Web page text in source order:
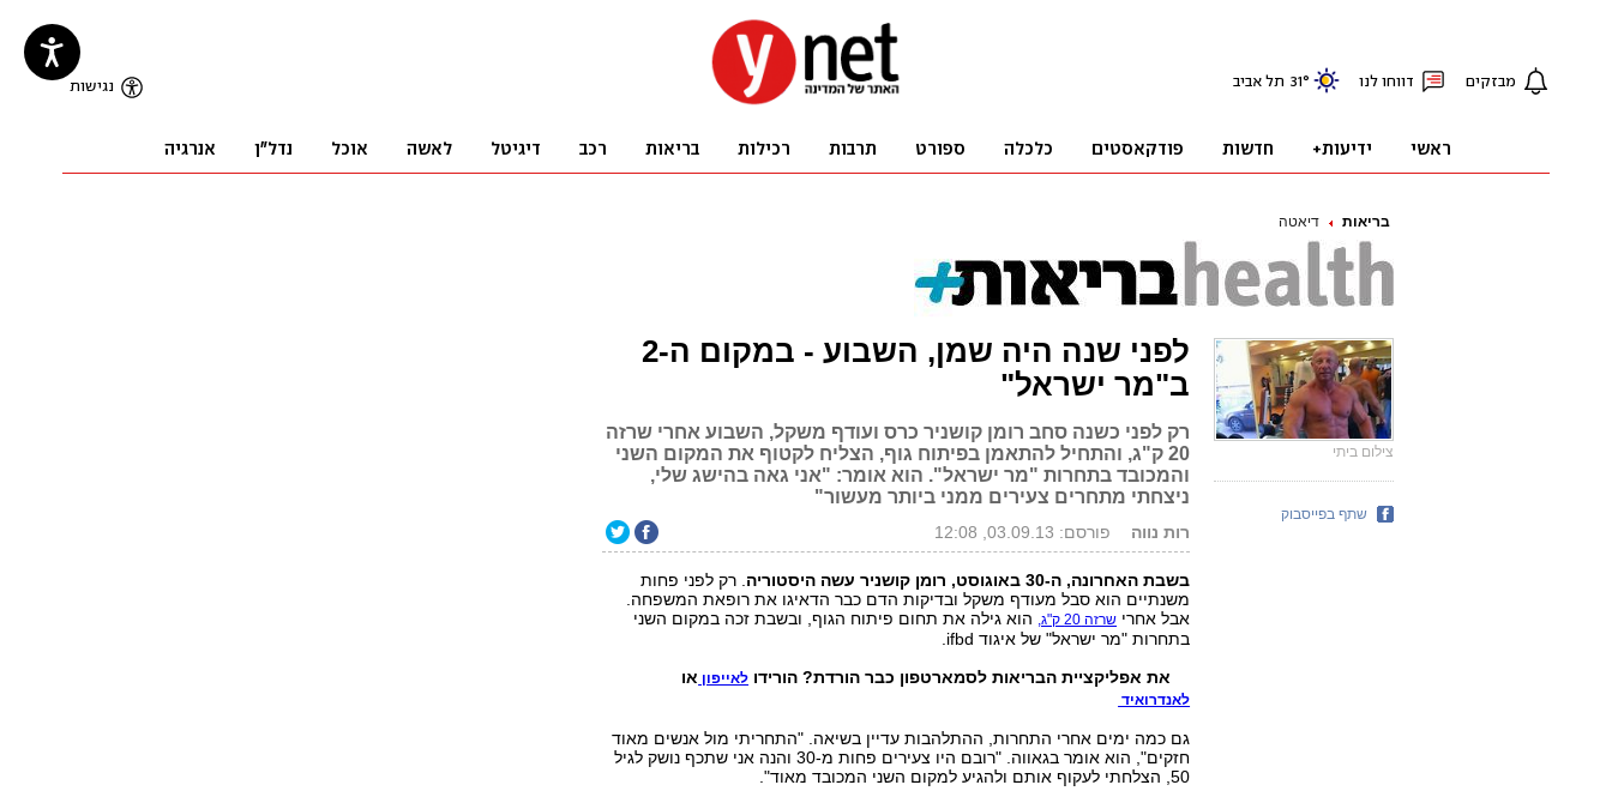
בריאות דיאטה
לפני שנה היה שמן, השבוע - במקום ה-2
ב"מר ישראל"
רק לפני כשנה סחב רומן קושניר כרס ועודף משקל, השבוע אחרי שרזה
20 ק"ג, והתחיל להתאמן בפיתוח גוף, הצליח לקטוף את המקום השני
והמכובד בתחרות "מר ישראל". הוא אומר: "אני גאה בהישג שלי,
ניצחתי מתחרים צעירים ממני ביותר מעשור"
רות נווה פורסם: 03.09.13, 12:08
בשבת האחרונה, ה-30 באוגוסט, רומן קושניר עשה היסטוריה
. רק לפני פחות
משנתיים הוא סבל מעודף משקל ובדיקות הדם כבר הדאיגו את רופאת המשפחה.
אבל אחרי שרזה 20 ק"ג,
הוא גילה את תחום פיתוח הגוף, ובשבת זכה במקום השני
בתחרות "מר ישראל" של איגוד ifbd.
את אפליקציית הבריאות לסמארטפון כבר הורדת? הורידו לאייפון או
לאנדרואיד
גם כמה ימים אחרי התחרות, ההתלהבות עדיין בשיאה. "התחריתי מול אנשים מאוד
חזקים", הוא אומר בגאווה. "רובם היו צעירים פחות מ-30 והנה אני שתכף נושק לגיל
50, הצלחתי לעקוף אותם ולהגיע למקום השני המכובד מאוד".
צילום ביתי
שתף בפייסבוק